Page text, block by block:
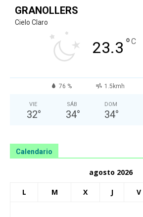
GRANOLLERS
Cielo Claro
23.3 °C
76 % 1.5kmh
VIE
32°
SÁB
34°
DOM
34°
Calendario
agosto 2026
L M X J V